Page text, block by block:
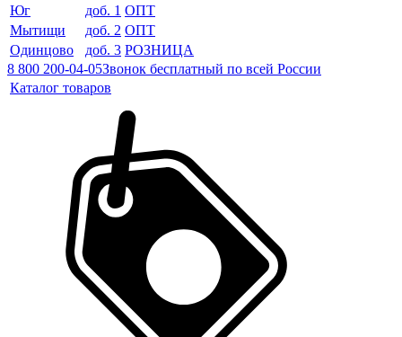
Юг
доб. 1 ОПТ
Мытищи
доб. 2 ОПТ
Одинцово
доб. 3 РОЗНИЦА
8 800 200-04-05Звонок бесплатный по всей России
Каталог товаров